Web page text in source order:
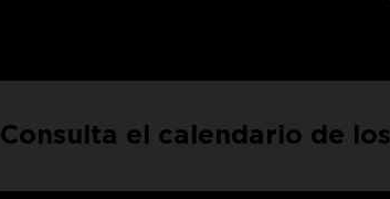
Consulta el calendario de